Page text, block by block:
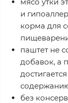
и
корма для
паштет не
добавок, а
без